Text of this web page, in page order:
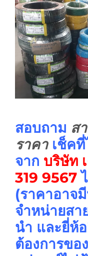
สอบถาม ส
ราคาเช็คที่
จาก บริษัท
319 9567
(ราคาอาจ
จำหน่ายสา
นำ และยี่ห้
ต้องการขอ